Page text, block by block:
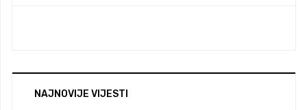
NAJNOVIJE VIJESTI